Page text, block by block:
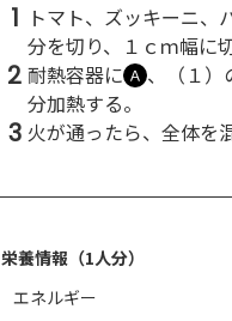
1 トマト、ズッキーニ
分を切り、１ｃｍ幅に
2 耐熱容器に Ａ 、（１）
分加熱する。
3 火が通ったら、全体を
栄養情報（1人分）
エネルギー